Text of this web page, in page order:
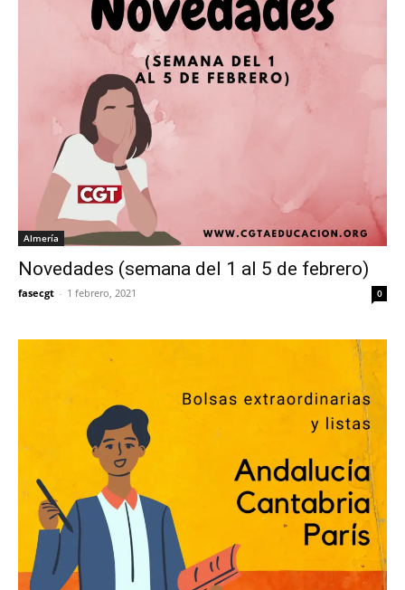
Almería
Novedades (semana del 1 al 5 de febrero)
fasecgt - 1 febrero, 2021 0